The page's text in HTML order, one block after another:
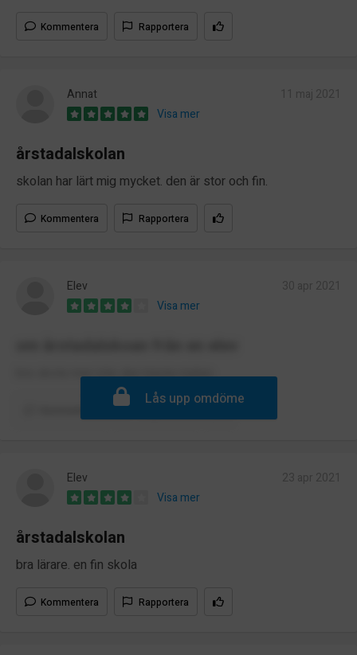
Kommentera Rapportera
Annat
Visa mer
årstadalskolan
skolan har lärt mig mycket. den är stor och fin.
Kommentera Rapportera
Elev
Visa mer
bra skola men inte den bästa maten.
Lås upp omdöme
Elev
Visa mer
årstadalskolan
bra lärare. en fin skola
Kommentera Rapportera